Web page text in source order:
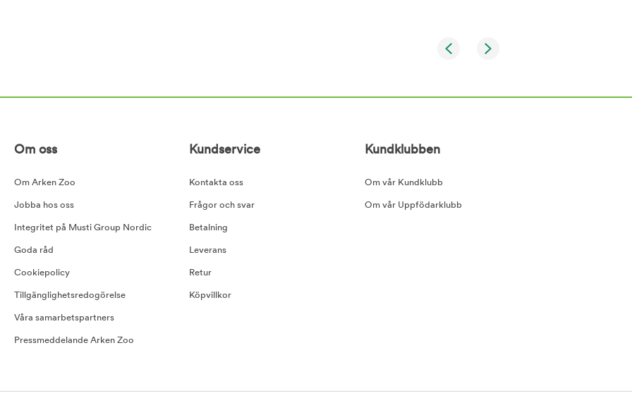
Om oss
Om Arken Zoo
Jobba hos oss
Integritet på Musti Group Nordic
Goda råd
Cookiepolicy
Tillgänglighetsredogörelse
Våra samarbetspartners
Pressmeddelande Arken Zoo
Kundservice
Kontakta oss
Frågor och svar
Betalning
Leverans
Retur
Köpvillkor
Kundklubben
Om vår Kundklubb
Om vår Uppfödarklubb